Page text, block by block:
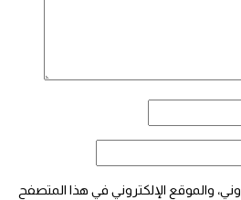
والموقع الإلكتروني في هذا المتصفح